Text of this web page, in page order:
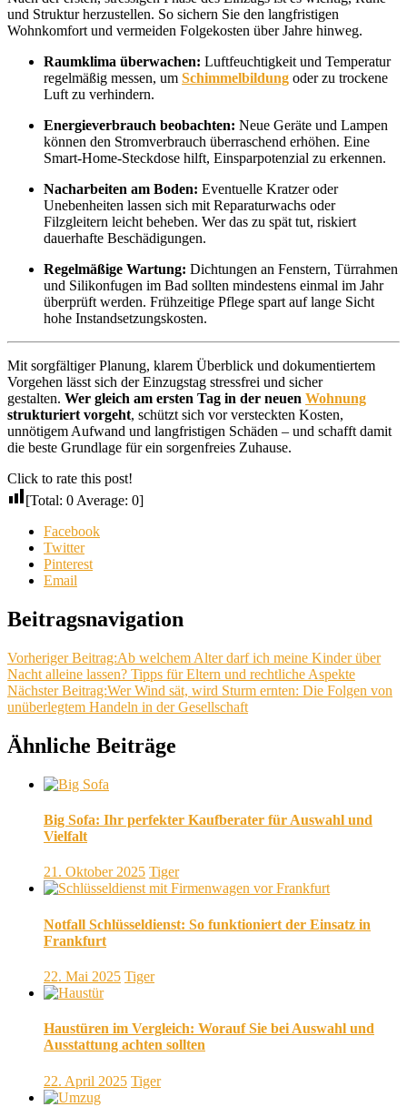
und Struktur herzustellen. So sichern Sie den langfristigen
Wohnkomfort und vermeiden Folgekosten über Jahre hinweg.
Raumklima überwachen: Luftfeuchtigkeit und Temperatur
regelmäßig messen, um Schimmelbildung oder zu trockene
Luft zu verhindern.
Energieverbrauch beobachten: Neue Geräte und Lampen
können den Stromverbrauch überraschend erhöhen. Eine
Smart-Home-Steckdose hilft, Einsparpotenzial zu erkennen.
Nacharbeiten am Boden: Eventuelle Kratzer oder
Unebenheiten lassen sich mit Reparaturwachs oder
Filzgleitern leicht beheben. Wer das zu spät tut, riskiert
dauerhafte Beschädigungen.
Regelmäßige Wartung: Dichtungen an Fenstern, Türrahmen
und Silikonfugen im Bad sollten mindestens einmal im Jahr
überprüft werden. Frühzeitige Pflege spart auf lange Sicht
hohe Instandsetzungskosten.
Mit sorgfältiger Planung, klarem Überblick und dokumentiertem
Vorgehen lässt sich der Einzugstag stressfrei und sicher
gestalten. Wer gleich am ersten Tag in der neuen Wohnung
strukturiert vorgeht, schützt sich vor versteckten Kosten,
unnötigem Aufwand und langfristigen Schäden – und schafft damit
die beste Grundlage für ein sorgenfreies Zuhause.
Click to rate this post!
[Total: 0 Average: 0]
Facebook
Twitter
Pinterest
Email
Beitragsnavigation
Vorheriger Beitrag:Ab welchem Alter darf ich meine Kinder über
Nacht alleine lassen? Tipps für Eltern und rechtliche Aspekte
Nächster Beitrag:Wer Wind sät, wird Sturm ernten: Die Folgen von
unüberlegtem Handeln in der Gesellschaft
Ähnliche Beiträge
Big Sofa: Ihr perfekter Kaufberater für Auswahl und
Vielfalt
21. Oktober 2025 Tiger
Notfall Schlüsseldienst: So funktioniert der Einsatz in
Frankfurt
22. Mai 2025 Tiger
Haustüren im Vergleich: Worauf Sie bei Auswahl und
Ausstattung achten sollten
22. April 2025 Tiger